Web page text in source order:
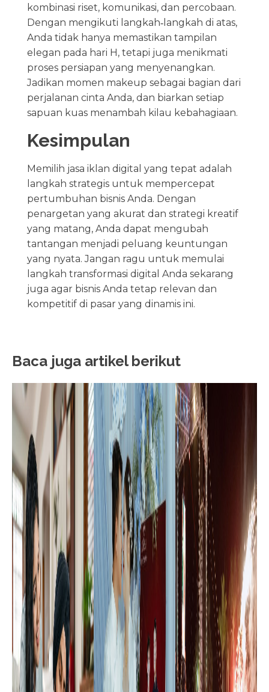
kombinasi riset, komunikasi, dan percobaan.
Dengan mengikuti langkah‑langkah di atas,
Anda tidak hanya memastikan tampilan
elegan pada hari H, tetapi juga menikmati
proses persiapan yang menyenangkan.
Jadikan momen makeup sebagai bagian dari
perjalanan cinta Anda, dan biarkan setiap
sapuan kuas menambah kilau kebahagiaan.
Kesimpulan
Memilih jasa iklan digital yang tepat adalah
langkah strategis untuk mempercepat
pertumbuhan bisnis Anda. Dengan
penargetan yang akurat dan strategi kreatif
yang matang, Anda dapat mengubah
tantangan menjadi peluang keuntungan
yang nyata. Jangan ragu untuk memulai
langkah transformasi digital Anda sekarang
juga agar bisnis Anda tetap relevan dan
kompetitif di pasar yang dinamis ini.
Baca juga artikel berikut